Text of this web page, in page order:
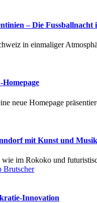
– Die Fussballnacht
in einmaliger
neue Homepage
mit Kunst und Musik
im Rokoko und
Innovation